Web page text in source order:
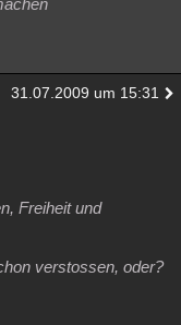
31.07.2009 um 15:31
Freiheit und
verstossen, oder?